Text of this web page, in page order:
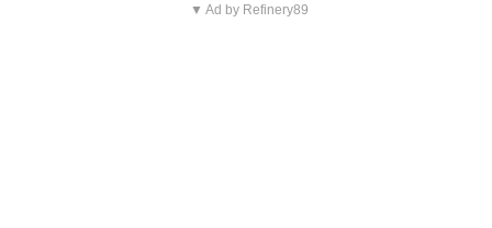
▼ Ad by Refinery89